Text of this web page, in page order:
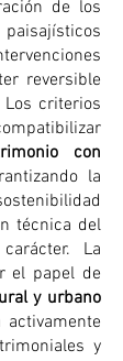
de los
reversible
criterios
con
la
técnica del
La
el papel de
y urbano
activamente
y